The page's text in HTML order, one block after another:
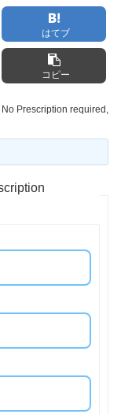
はてブ
コピー
Prescription required,